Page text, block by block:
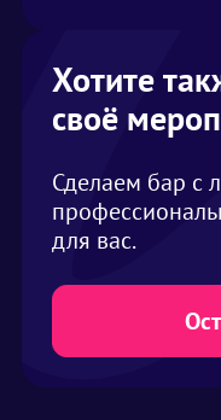
Хотите
своё
Сделаем бар с
для вас.